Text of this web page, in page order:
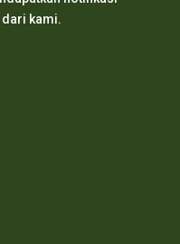
kami.